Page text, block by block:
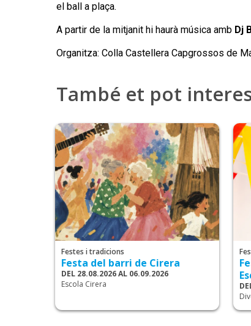
el ball a plaça.
A partir de la mitjanit hi haurà música amb Dj
Organitza: Colla Castellera Capgrossos de
També et pot
Festes i tradicions
Festa del barri de Cirera
DEL 28.08.2026 AL 06.09.2026
Escola Cirera